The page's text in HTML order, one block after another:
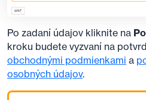
Po zadaní údajov kliknite na
kroku budete vyzvaní na
obchodnými podmienkami a
osobných údajov.